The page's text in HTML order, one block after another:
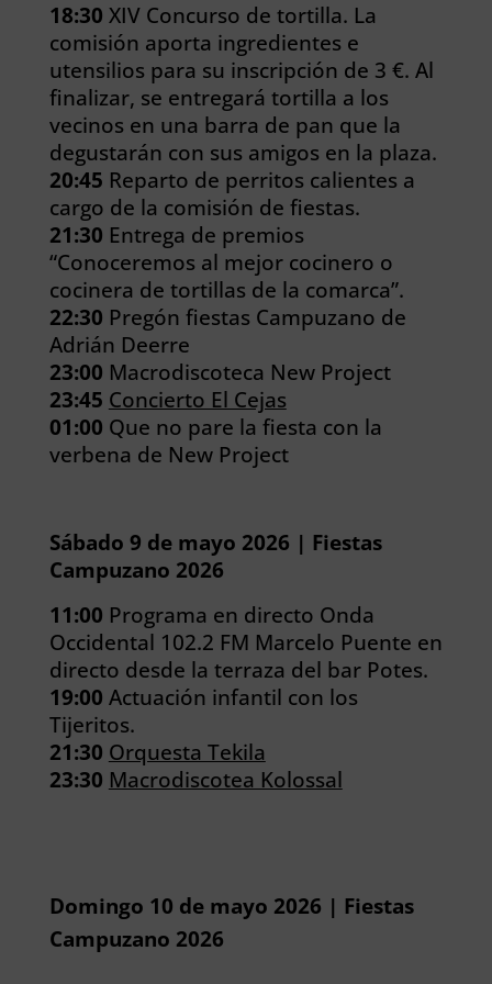
18:30 XIV Concurso de tortilla. La
comisión aporta ingredientes e
utensilios para su inscripción de 3 €. Al
finalizar, se entregará tortilla a los
vecinos en una barra de pan que la
degustarán con sus amigos en la plaza.
20:45 Reparto de perritos calientes a
cargo de la comisión de fiestas.
21:30 Entrega de premios
“Conoceremos al mejor cocinero o
cocinera de tortillas de la comarca”.
22:30 Pregón fiestas Campuzano de
Adrián Deerre
23:00 Macrodiscoteca New Project
23:45 Concierto El Cejas
01:00 Que no pare la fiesta con la
verbena de New Project
Sábado 9 de mayo 2026 | Fiestas
Campuzano 2026
11:00 Programa en directo Onda
Occidental 102.2 FM Marcelo Puente en
directo desde la terraza del bar Potes.
19:00 Actuación infantil con los
Tijeritos.
21:30 Orquesta Tekila
23:30 Macrodiscotea Kolossal
Domingo 10 de mayo 2026 | Fiestas
Campuzano 2026